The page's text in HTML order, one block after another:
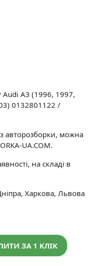
Audi A3 (1996, 1997,
0132801122 /
авторозборки, можна
UA.COM.
на складі в
Харкова, Львова
ЗА 1 КЛIК